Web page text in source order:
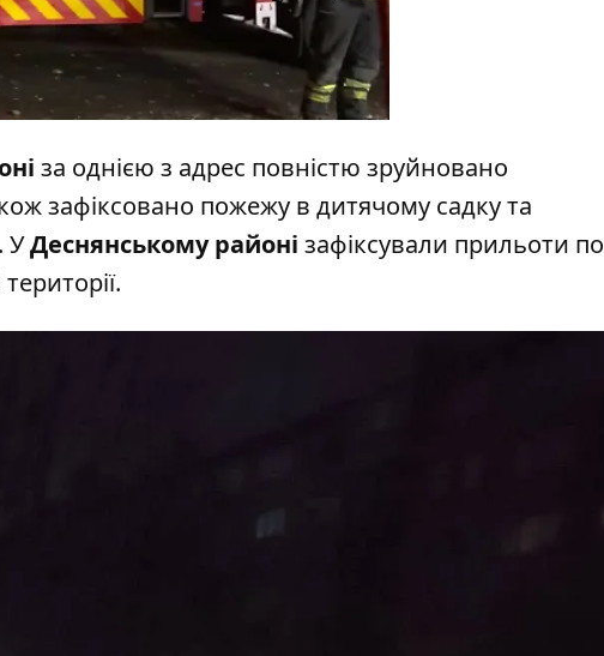
за однією з адрес повністю зруйновано
зафіксовано пожежу в дитячому садку та
УДеснянському районі зафіксували прильоти по